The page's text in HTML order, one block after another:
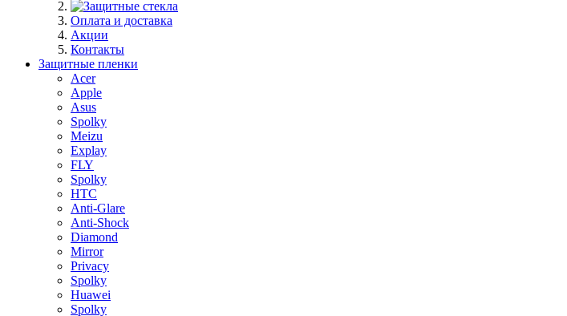
Оплата и доставка
Акции
Контакты
Защитные пленки
Acer
Apple
Asus
Spolky
Meizu
Explay
FLY
Spolky
HTC
Anti-Glare
Anti-Shock
Diamond
Mirror
Privacy
Spolky
Huawei
Spolky